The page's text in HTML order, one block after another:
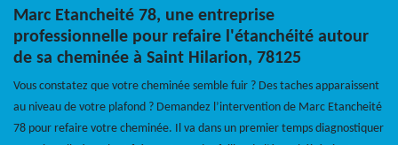
Marc Etancheité 78, une entreprise
professionnelle pour refaire l'étanchéité autour
de sa cheminée à Saint Hilarion, 78125
Vous constatez que votre cheminée semble fuir ? Des taches apparaissent
au niveau de votre plafond ? Demandez l’intervention de Marc Etancheité
78 pour refaire votre cheminée. Il va dans un premier temps diagnostiquer